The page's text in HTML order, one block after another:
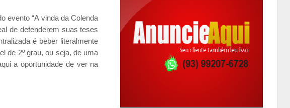
evento “A vinda da Colenda
de defenderem suas teses
é beber literalmente
de 2º grau, ou seja, de uma
a oportunidade de ver na